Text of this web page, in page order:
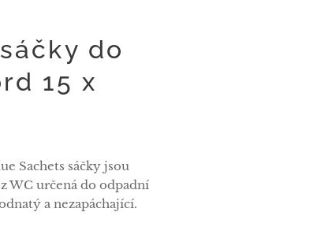
do
15 x
Sachets sáčky jsou
WC určená do odpadní
a nezapáchající.